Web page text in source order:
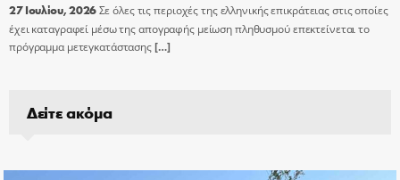
27 Ιουλίου, 2026Σε όλες τις περιοχές της ελληνικής επικράτειας στις οποίες
έχει καταγραφεί μέσω της απογραφής μείωση πληθυσμού επεκτείνεται το
πρόγραμμα μετεγκατάστασης[…]
Δείτε ακόμα